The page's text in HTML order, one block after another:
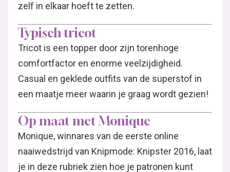
zelf in elkaar hoeft te zetten.
Typisch tricot
Tricot is een topper door zijn torenhoge
comfortfactor en enorme veelzijdigheid.
Casual en geklede outfits van de superstof in
een maatje meer waarin je graag wordt gezien!
Op maat met Monique
Monique, winnares van de eerste online
naaiwedstrijd van Knipmode: Knipster 2016, laat
je in deze rubriek zien hoe je patronen kunt